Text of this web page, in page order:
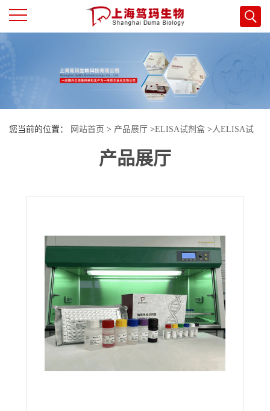
页
司
您当前的位置： 网站首页 > 产品展厅 >ELISA试剂盒 >人ELISA试
人（Human）细胞程式死亡-配体1（PDL-1）ELISA检测试剂
产品展厅